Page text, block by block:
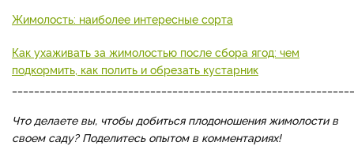
Жимолость: наиболее интересные сорта
Как ухаживать за жимолостью после сбора ягод: чем
подкормить, как полить и обрезать кустарник
Что делаете вы, чтобы добиться плодоношения жимолости в
своем саду? Поделитесь опытом в комментариях!